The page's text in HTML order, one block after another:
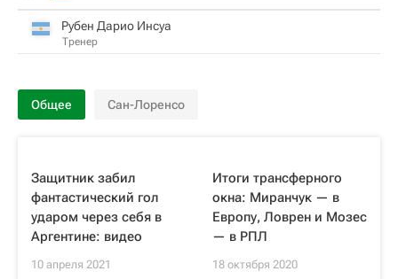
Рубен Дарио Инсуа
Тренер
Общее Сан-Лоренсо
Защитник забил
фантастический гол
ударом через себя в
Аргентине: видео
10 апреля 2021
Итоги трансферного
окна: Миранчук — в
Европу, Ловрен и Мозес
— в РПЛ
18 октября 2020